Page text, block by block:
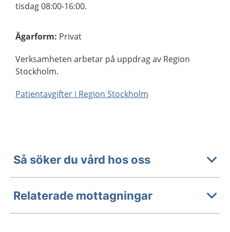
tisdag 08:00-16:00.
Ägarform: Privat
Verksamheten arbetar på uppdrag av Region
Stockholm.
Patientavgifter i Region Stockholm
Så söker du vård hos oss
Relaterade mottagningar